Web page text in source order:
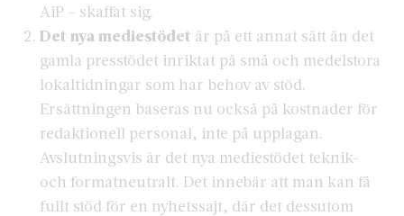
AiP – skaffat sig.
Det nya mediestödet är på ett annat sätt än det
gamla presstödet inriktat på små och medelstora
lokaltidningar som har behov av stöd.
Ersättningen baseras nu också på kostnader för
redaktionell personal, inte på upplagan.
Avslutningsvis är det nya mediestödet teknik-
och formatneutralt. Det innebär att man kan få
fullt stöd för en nyhetssajt, där det dessutom